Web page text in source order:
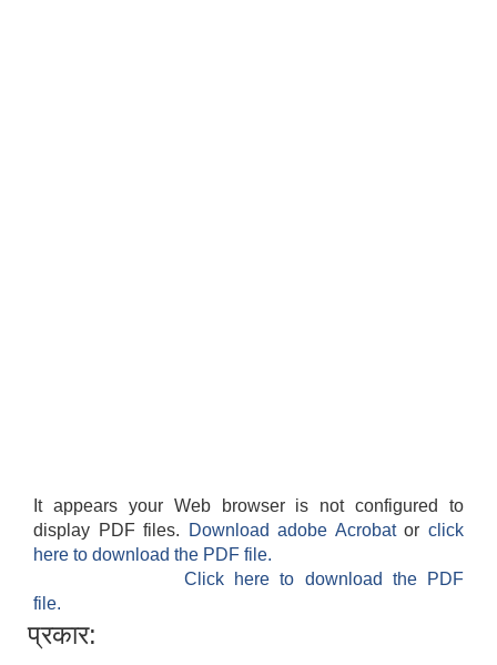
It appears your Web browser is not configured to
display PDF files.
Download adobe Acrobatorclick
here to download the PDF file.
Click here to download the PDF
file.
प्रकार: